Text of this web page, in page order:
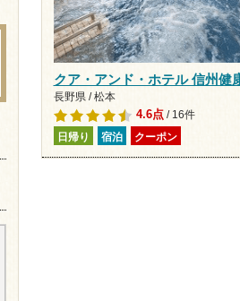
クア・アンド・ホテル 信州健
長野県 / 松本
4.6点/ 16件
日帰り 宿泊 クーポン